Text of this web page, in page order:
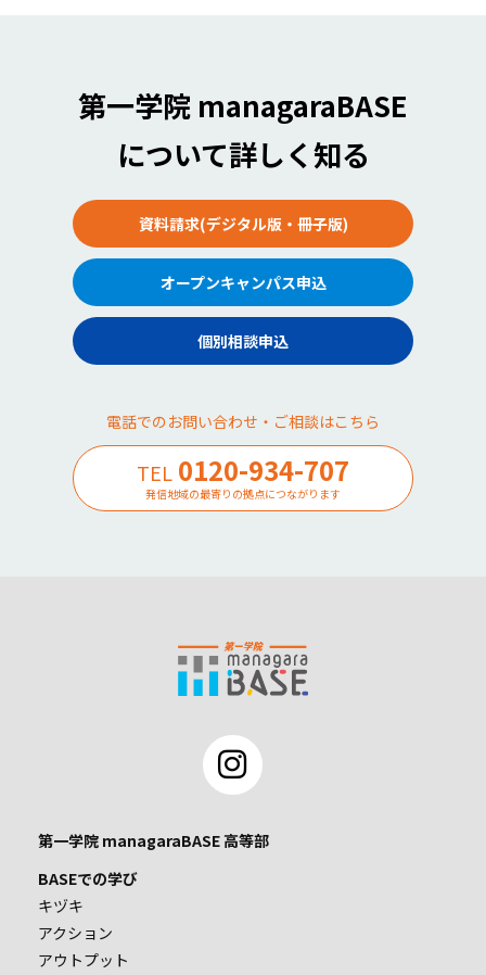
第一学院 managaraBASE
について詳しく知る
資料請求(デジタル版・冊子版)
オープンキャンパス申込
個別相談申込
電話でのお問い合わせ・ご相談はこちら
TEL 0120-934-707
発信地域の最寄りの拠点につながります
第一学院 managaraBASE 高等部
BASEでの学び
キヅキ
アクション
アウトプット